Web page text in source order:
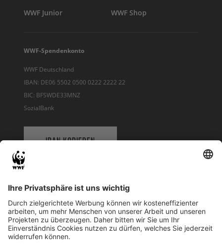
WWF Junior WWF Shop
WWF-Spendenkonto
WWF Deutschland
IBAN: DE06 5502 0500 0222 2222 22
BIC: BFSWDE33MNZ
SozialBank
IBAN KOPIEREN
WWF Deutschland
Reinhardtstr. 18
10117 Berlin